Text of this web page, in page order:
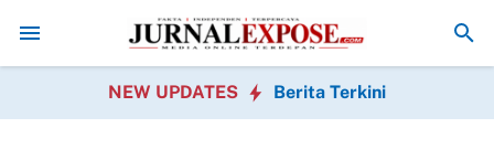
MBG Ada Gorengan, Wali Murid SDN Pasirwalang Kecewa
NEW UPDATES Berita Terkini